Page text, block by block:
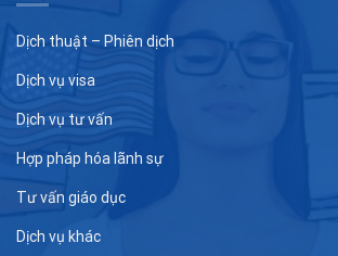
Dịch thuật – Phiên dịch
Dịch vụ visa
Dịch vụ tư vấn
Hợp pháp hóa lãnh sự
Tư vấn giáo dục
Dịch vụ khác